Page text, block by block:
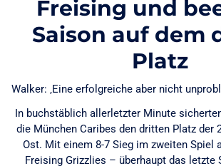
Freising und
Saison auf dem
Platz
Walker: ‚Eine erfolgreiche aber nicht
In buchstäblich allerletzter Minute
die München Caribes den dritten Platz der
Ost. Mit einem 8-7 Sieg im zweiten Spiel
Freising Grizzlies – überhaupt das letzte